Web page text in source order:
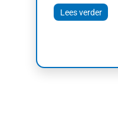
Lees verder